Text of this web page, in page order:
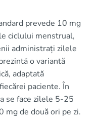
prevede 10 mg
ciclului menstrual,
administrați zilele
o variantă
adaptată
paciente. În
se face zilele 5-25
mg de două ori pe zi.